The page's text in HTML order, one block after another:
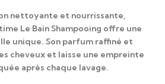
nettoyante et nourrissante,
Le Bain Shampooing offre une
unique. Son parfum raffiné et
cheveux et laisse une empreinte
après chaque lavage.